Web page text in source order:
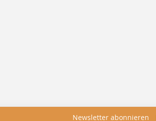
Newsletter abonnieren